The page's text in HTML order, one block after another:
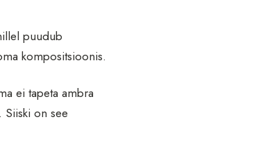
puudub
kompositsioonis.
ei tapeta ambra
on see